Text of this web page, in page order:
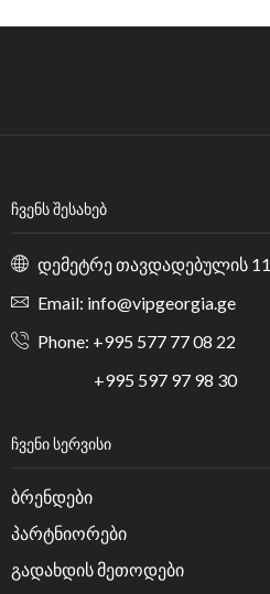
ᲩᲕᲔᲜᲡ ᲨᲔᲡᲐᲮᲔᲑ
დემეტრე თავდადებულის 11
Email: info@vipgeorgia.ge
Phone: +995 577 77 08 22
+995 597 97 98 30
ᲩᲕᲔᲜᲘ ᲡᲔᲠᲕᲘᲡᲘ
ბრენდები
პარტნიორები
გადახდის მეთოდები